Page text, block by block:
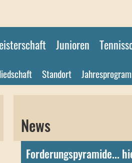
Junioren
Standort
News
Forderungspyramide...